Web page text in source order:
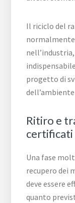
Il riciclo del
progetto di
Ritiro e
certificati
Una fase
recupero dei
deve essere
quanto